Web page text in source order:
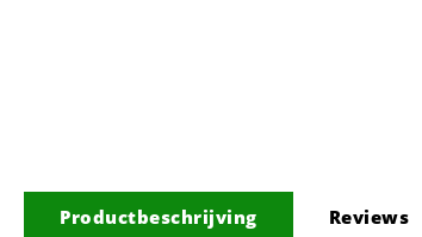
Productbeschrijving Reviews